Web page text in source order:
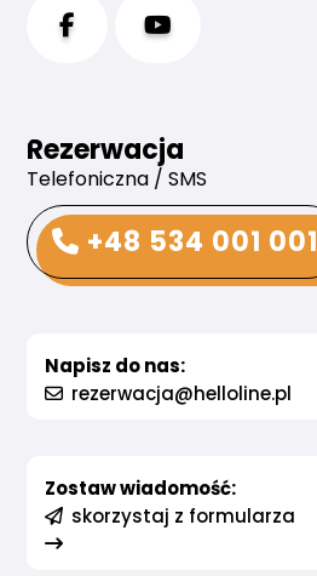
Rezerwacja
Telefoniczna / SMS
+48 534 001 001
Napisz do nas:
rezerwacja@helloline.pl
Zostaw wiadomość:
skorzystaj z formularza